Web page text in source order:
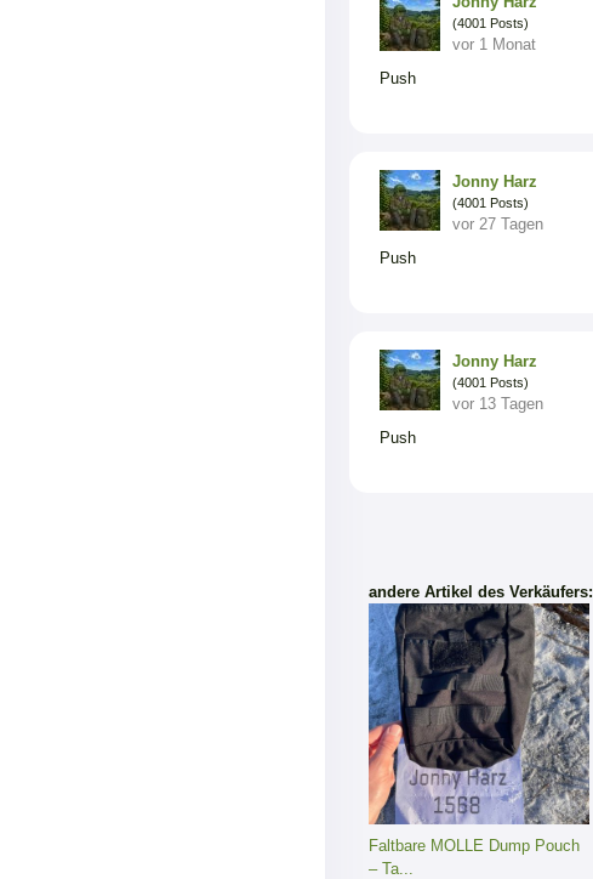
(4001 Posts)
vor 1 Monat
Push
Jonny Harz
(4001 Posts)
vor 27 Tagen
Push
Jonny Harz
(4001 Posts)
vor 13 Tagen
Push
andere Artikel des Verkäufers:
Faltbare MOLLE Dump Pouch
– Ta...